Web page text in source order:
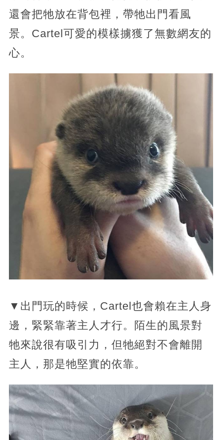
還會把牠放在背包裡，帶牠出門看風
景。Cartel可愛的模樣擄獲了無數網友的
心。
▼出門玩的時候，Cartel也會賴在主人身
邊，緊緊靠著主人才行。陌生的風景對
牠來說很有吸引力，但牠絕對不會離開
主人，那是牠堅實的依靠。